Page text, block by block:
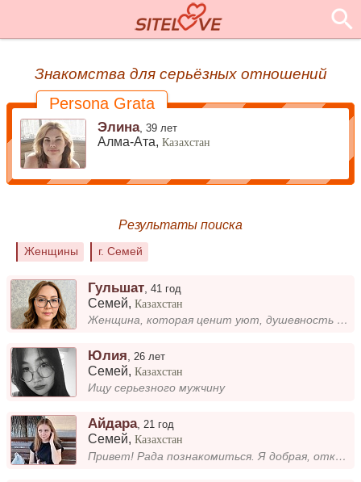
Знакомства для серьёзных отношений
Persona Grata
Элина,39 лет
Алма-Ата,Казахстан
Результаты поиска
Женщины г. Семей
Гульшат ,41 год
Семей,Казахстан
Женщина, которая ценит уют, душевность и простые радости жизни!Есть взрослая дочь. Умею быть мягкой и доброй, но при это...
Юлия 26 лет
Семей,Казахстан
Ищу серьезного мужчину
Айдара,21 год
Семей,Казахстан
Привет! Рада познакомиться. Я добрая, открытая и всегда стараюсь видеть позитив в людях. Люблю путешествовать, читать и...